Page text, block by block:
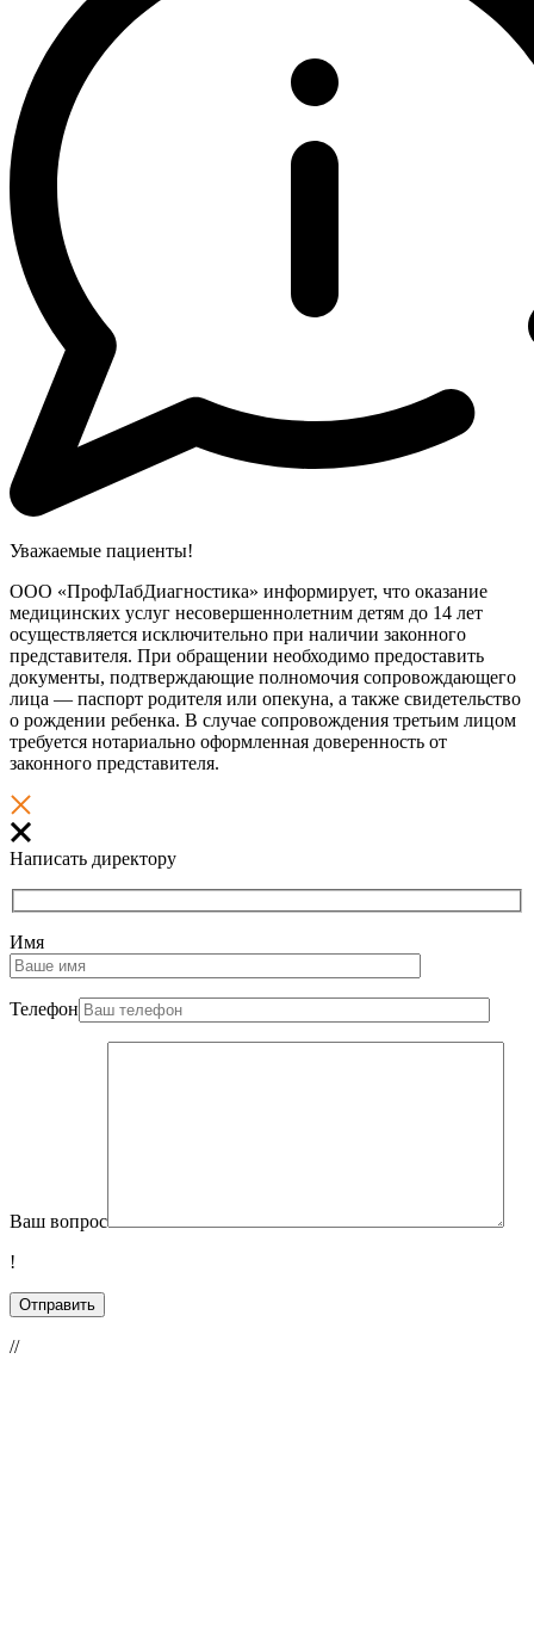
Уважаемые пациенты!
ООО «ПрофЛабДиагностика» информирует, что оказание
медицинских услуг несовершеннолетним детям до 14 лет
осуществляется исключительно при наличии законного
представителя. При обращении необходимо предоставить
документы, подтверждающие полномочия сопровождающего
лица — паспорт родителя или опекуна, а также свидетельство
о рождении ребенка. В случае сопровождения третьим лицом
требуется нотариально оформленная доверенность от
законного представителя.
Написать директору
Имя
Телефон
Ваш вопрос
!
//